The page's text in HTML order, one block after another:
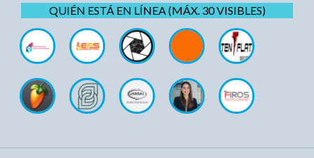
QUIÉN ESTÁ EN LÍNEA (MÁX. 30 VISIBLES)